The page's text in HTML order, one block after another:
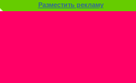
Разместить рекламу